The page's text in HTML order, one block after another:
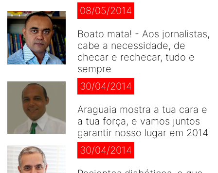
08/05/2014
Boato mata! - Aos jornalistas,
cabe a necessidade, de
checar e rechecar, tudo e
sempre
30/04/2014
Araguaia mostra a tua cara e
a tua força, e vamos juntos
garantir nosso lugar em 2014
30/04/2014